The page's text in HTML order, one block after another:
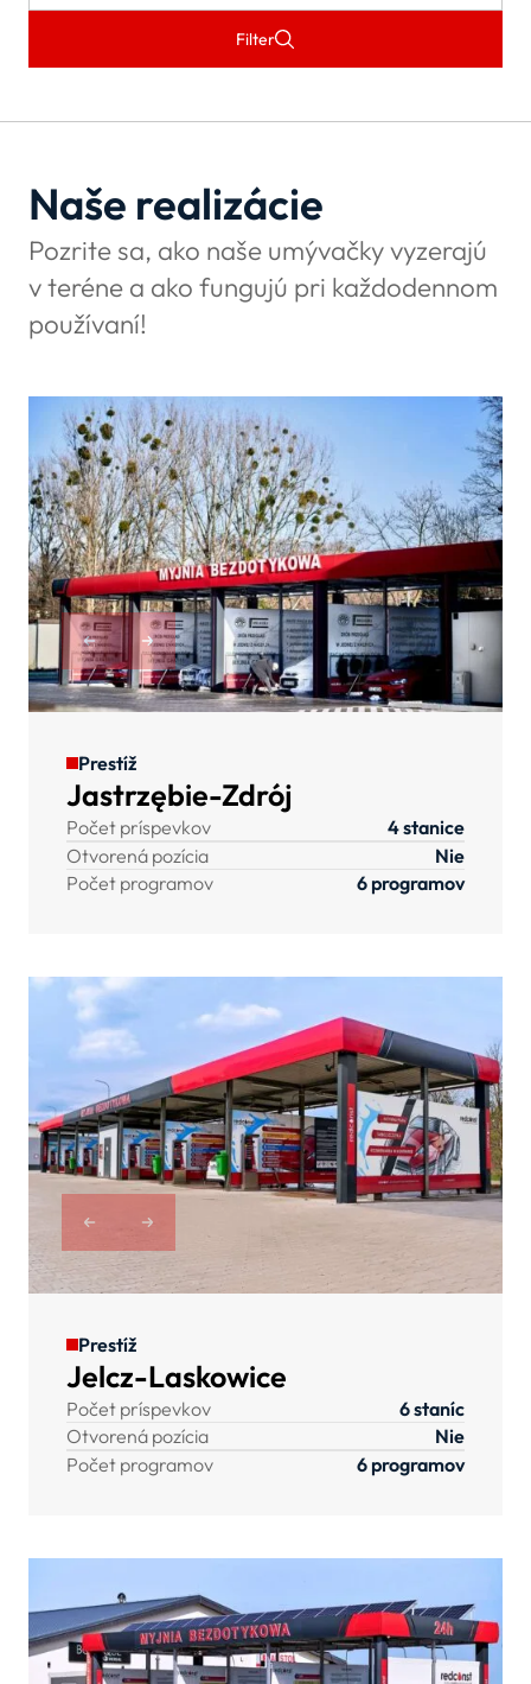
Filter
Naše realizácie
Pozrite sa, ako naše umývačky vyzerajú
v teréne a ako fungujú pri každodennom
používaní!
Prestíž
Jastrzębie-Zdrój
Počet príspevkov
4 stanice
Otvorená pozícia
Nie
Počet programov
6 programov
Prestíž
Jelcz-Laskowice
Počet príspevkov
6 staníc
Otvorená pozícia
Nie
Počet programov
6 programov